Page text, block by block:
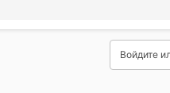
Войдите